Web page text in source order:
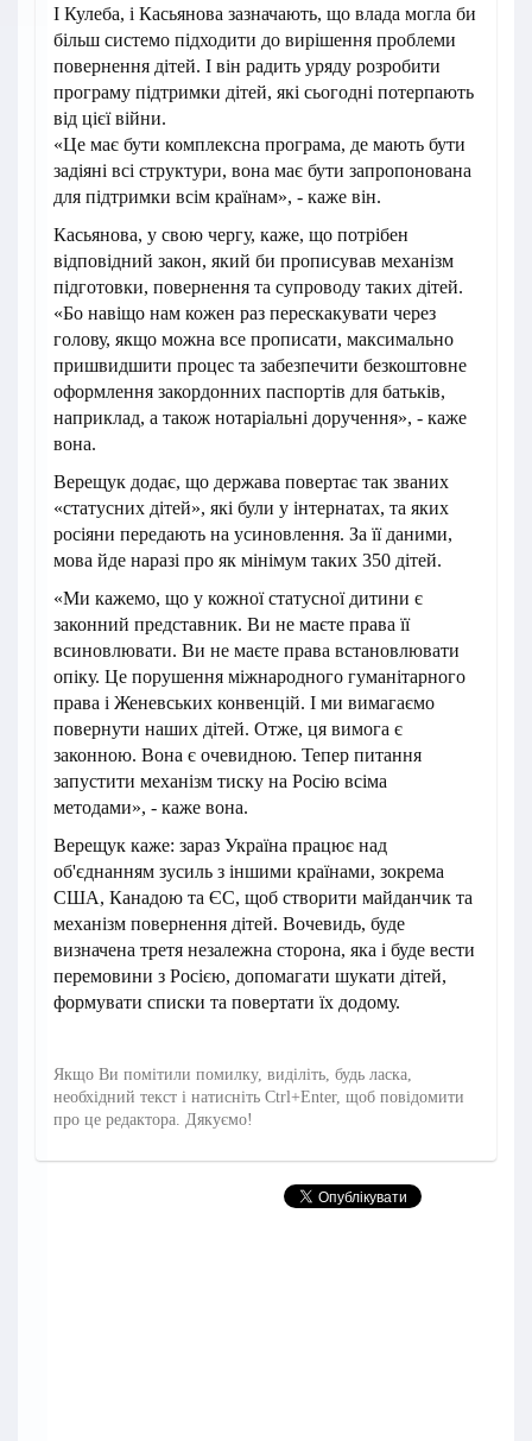
І Кулеба, і Касьянова зазначають, що влада могла би
більш системо підходити до вирішення проблеми
повернення дітей. І він радить уряду розробити
програму підтримки дітей, які сьогодні потерпають
від цієї війни.
«Це має бути комплексна програма, де мають бути
задіяні всі структури, вона має бути запропонована
для підтримки всім країнам», - каже він.
Касьянова, у свою чергу, каже, що потрібен
відповідний закон, який би прописував механізм
підготовки, повернення та супроводу таких дітей.
«Бо навіщо нам кожен раз перескакувати через
голову, якщо можна все прописати, максимально
пришвидшити процес та забезпечити безкоштовне
оформлення закордонних паспортів для батьків,
наприклад, а також нотаріальні доручення», - каже
вона.
Верещук додає, що держава повертає так званих
«статусних дітей», які були у інтернатах, та яких
росіяни передають на усиновлення. За її даними,
мова йде наразі про як мінімум таких 350 дітей.
«Ми кажемо, що у кожної статусної дитини є
законний представник. Ви не маєте права її
всиновлювати. Ви не маєте права встановлювати
опіку. Це порушення міжнародного гуманітарного
права і Женевських конвенцій. І ми вимагаємо
повернути наших дітей. Отже, ця вимога є
законною. Вона є очевидною. Тепер питання
запустити механізм тиску на Росію всіма
методами», - каже вона.
Верещук каже: зараз Україна працює над
об'єднанням зусиль з іншими країнами, зокрема
США, Канадою та ЄС, щоб створити майданчик та
механізм повернення дітей. Вочевидь, буде
визначена третя незалежна сторона, яка і буде вести
перемовини з Росією, допомагати шукати дітей,
формувати списки та повертати їх додому.
Якщо Ви помітили помилку, виділіть, будь ласка,
необхідний текст і натисніть Ctrl+Enter, щоб повідомити
про це редактора. Дякуємо!